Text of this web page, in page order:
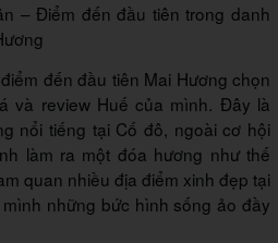
– Điểm đến đầu tiên trong danh
đến đầu tiên Mai Hương chọn
và review Huế của mình. Đây là
nổi tiếng tại Cố đô, ngoài cơ hội
làm ra một đóa hương như thế
quan nhiều địa điểm xinh đẹp tại
những bức hình sống ảo đầy